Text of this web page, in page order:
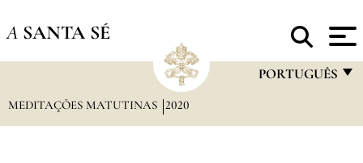
A SANTA SÉ
PORTUGUÊS
MEDITAÇÕES MATUTINAS 2020